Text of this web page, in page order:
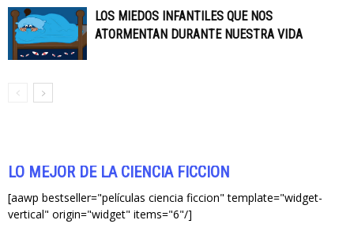
LOS MIEDOS INFANTILES QUE NOS
ATORMENTAN DURANTE NUESTRA VIDA
LO MEJOR DE LA CIENCIA FICCIÓN
[aawp bestseller="películas ciencia ficcion" template="widget-
vertical" origin="widget" items="6"/]